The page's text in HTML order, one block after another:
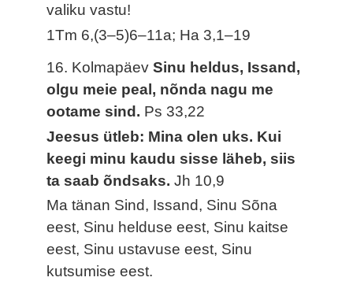
valiku vastu!
1Tm 6,(3–5)6–11a; Ha 3,1–19
16. KolmapäevSinu heldus, Issand,
olgu meie peal, nõnda nagu me
ootame sind. Ps 33,22
Jeesus ütleb: Mina olen uks. Kui
keegi minu kaudu sisse läheb, siis
ta saab õndsaks.Jh 10,9
Ma tänan Sind, Issand, Sinu Sõna
eest, Sinu helduse eest, Sinu kaitse
eest, Sinu ustavuse eest, Sinu
kutsumise eest.